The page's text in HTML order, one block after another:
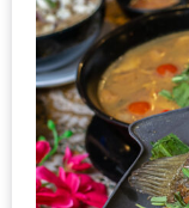
เชียงใหม่
งบ
ไม่
บาน
ปลาย
ไม่